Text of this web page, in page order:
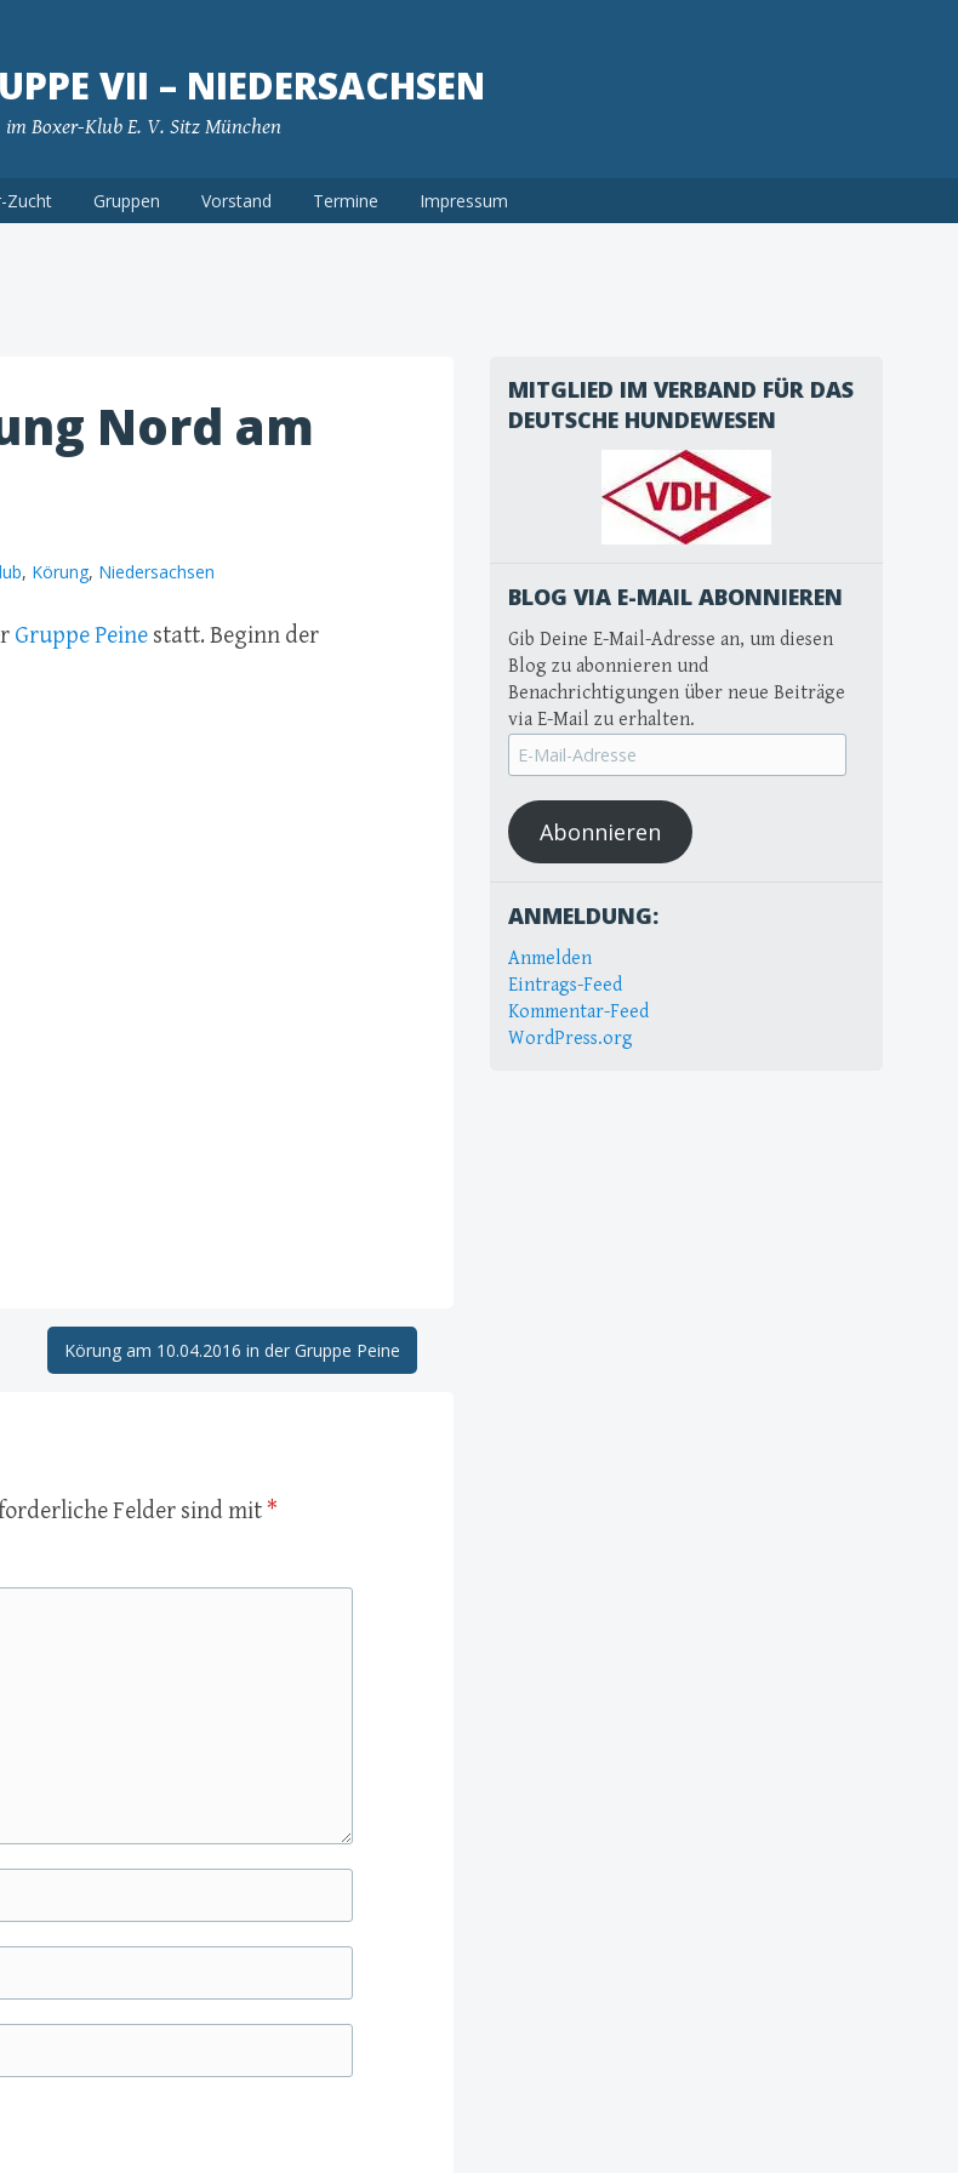
VII – NIEDERSACHSEN
im Boxer-Klub E. V. Sitz München
Zucht Gruppen Vorstand Termine Impressum
Nord am
, Körung, Niedersachsen
Gruppe Peine statt. Beginn der
Körung am 10.04.2016 in der Gruppe Peine
Felder sind mit *
MITGLIED IM VERBAND FÜR DAS
DEUTSCHE HUNDEWESEN
BLOG VIA E-MAIL ABONNIEREN
Gib Deine E-Mail-Adresse an, um diesen
Blog zu abonnieren und
Benachrichtigungen über neue Beiträge
via E-Mail zu erhalten.
E-
Mail-
Adresse
Abonnieren
ANMELDUNG:
Anmelden
Eintrags-Feed
Kommentar-Feed
WordPress.org